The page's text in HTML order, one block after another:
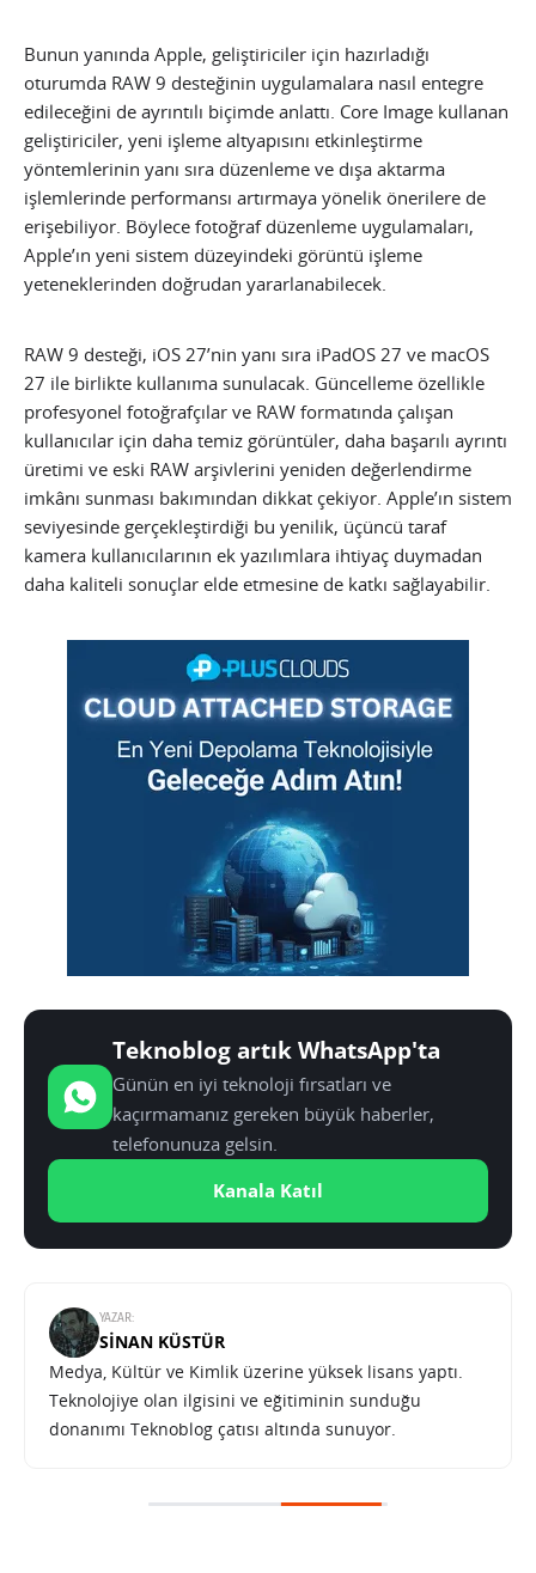
Bunun yanında Apple, geliştiriciler için hazırladığı
oturumda RAW 9 desteğinin uygulamalara nasıl entegre
edileceğini de ayrıntılı biçimde anlattı. Core Image kullanan
geliştiriciler, yeni işleme altyapısını etkinleştirme
yöntemlerinin yanı sıra düzenleme ve dışa aktarma
işlemlerinde performansı artırmaya yönelik önerilere de
erişebiliyor. Böylece fotoğraf düzenleme uygulamaları,
Apple’ın yeni sistem düzeyindeki görüntü işleme
yeteneklerinden doğrudan yararlanabilecek.
RAW 9 desteği, iOS 27’nin yanı sıra iPadOS 27 ve macOS
27 ile birlikte kullanıma sunulacak. Güncelleme özellikle
profesyonel fotoğrafçılar ve RAW formatında çalışan
kullanıcılar için daha temiz görüntüler, daha başarılı ayrıntı
üretimi ve eski RAW arşivlerini yeniden değerlendirme
imkânı sunması bakımından dikkat çekiyor. Apple’ın sistem
seviyesinde gerçekleştirdiği bu yenilik, üçüncü taraf
kamera kullanıcılarının ek yazılımlara ihtiyaç duymadan
daha kaliteli sonuçlar elde etmesine de katkı sağlayabilir.
Teknoblog artık WhatsApp'ta
Günün en iyi teknoloji fırsatları ve
kaçırmamanız gereken büyük haberler,
telefonunuza gelsin.
Kanala Katıl
YAZAR:
SINAN KÜSTÜR
Medya, Kültür ve Kimlik üzerine yüksek lisans yaptı.
Teknolojiye olan ilgisini ve eğitiminin sunduğu
donanımı Teknoblog çatısı altında sunuyor.